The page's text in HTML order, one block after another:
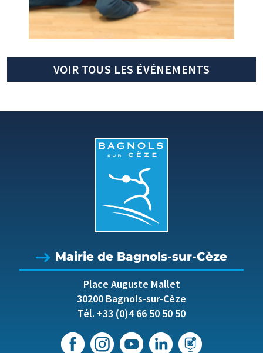
VOIR TOUS LES ÉVÉNEMENTS
Mairie de Bagnols-sur-Cèze
Place Auguste Mallet
30200 Bagnols-sur-Cèze
Tél. +33 (0)4 66 50 50 50